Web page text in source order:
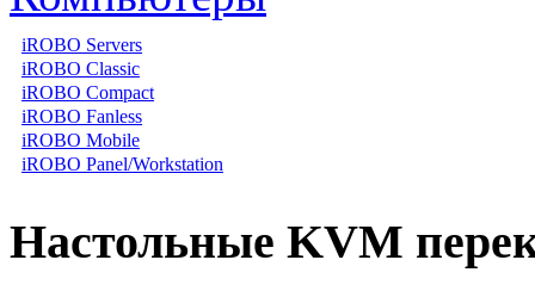
iROBO Servers
iROBO Classic
iROBO Compact
iROBO Fanless
iROBO Mobile
iROBO Panel/Workstation
Настольные KVM